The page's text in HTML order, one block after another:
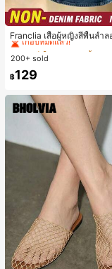
Franclia เสื้อผู้หญิงสีพื้นลำล
ะสงค์สำหรับใส่ประจำวัน
#1 ขายดี ใน ธรรมดา เสื้อผู้ห
เกือบหมดแล้ว!
#1 ขายดี ใน ธรรมดา เสื้อผู้หญิง
เกือบหมดแล้ว!
#1 ขายดี ใน ธรรมดา เสื้อผู้หญิง
เกือบหมดแล้ว!
#1 ขายดี
200+ sold
฿129